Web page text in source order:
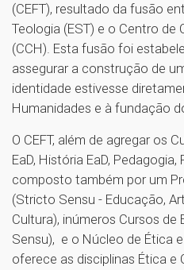
(CEFT), resultado da fusão
Teologia (EST) e o Centro de
(CCH). Esta fusão foi
assegurar a construção de
identidade estivesse
Humanidades e à fundação
O CEFT, além de agregar os
EaD, História EaD,
composto também por um
(Stricto Sensu - Educação,
Cultura), inúmeros Cursos de
Sensu), e o Núcleo de Ética
oferece as disciplinas Ética e